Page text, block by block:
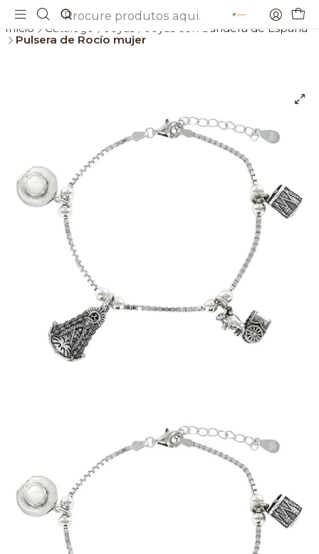
Início Catálogo
Joyas con bandera de España
Pulsera de Rocío mujer